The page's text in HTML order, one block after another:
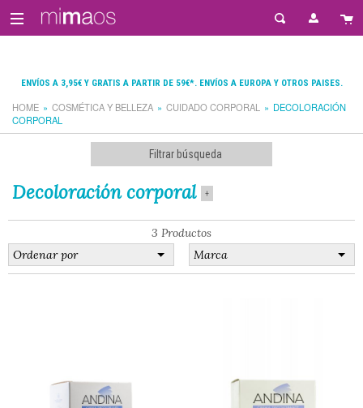
ENVÍOS A 3,95€ Y GRATIS A PARTIR DE 59€*. ENVÍOS A EUROPA Y OTROS PAISES.
HOME COSMÉTICA Y BELLEZA CUIDADO CORPORAL
DECOLORACIÓN
CORPORAL
Filtrar búsqueda
Decoloración corporal +
3 Productos